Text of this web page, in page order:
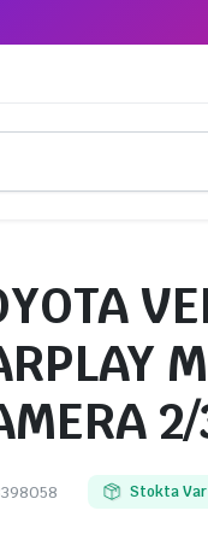
Stokta Var